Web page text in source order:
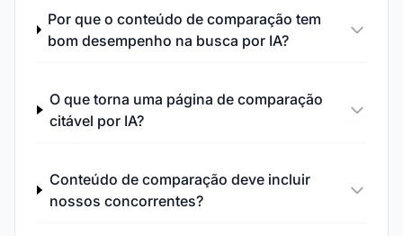
Por que o conteúdo de comparação tem
bom desempenho na busca por IA?
O que torna uma página de comparação
citável por IA?
Conteúdo de comparação deve incluir
nossos concorrentes?